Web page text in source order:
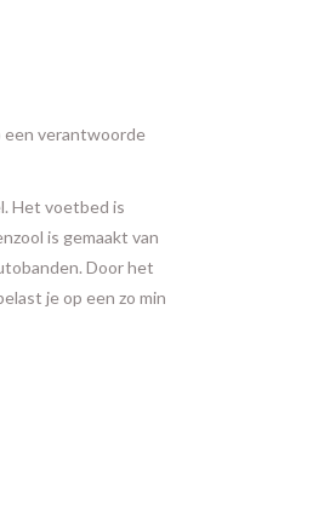
een verantwoorde
Het voetbed is
is gemaakt van
Door het
je op een zo min